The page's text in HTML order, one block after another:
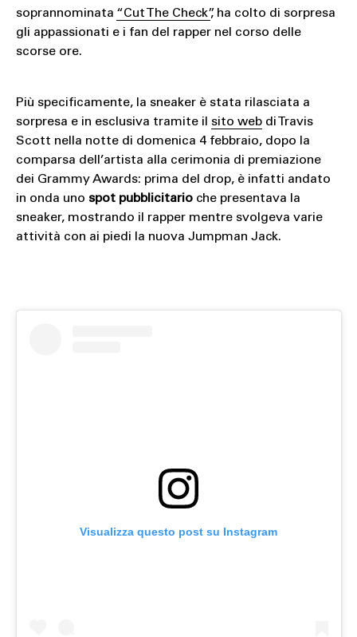
soprannominata “Cut The Check”, ha colto di sorpresa
gli appassionati e i fan del rapper nel corso delle
scorse ore.
Più specificamente, la sneaker è stata rilasciata a
sorpresa e in esclusiva tramite il sito webdi Travis
Scott nella notte di domenica 4 febbraio, dopo la
comparsa dell’artista alla cerimonia di premiazione
dei Grammy Awards: prima del drop, è infatti andato
in onda uno spot pubblicitarioche presentava la
sneaker, mostrando il rapper mentre svolgeva varie
attività con ai piedi la nuova Jumpman Jack.
Visualizza questo post su Instagram